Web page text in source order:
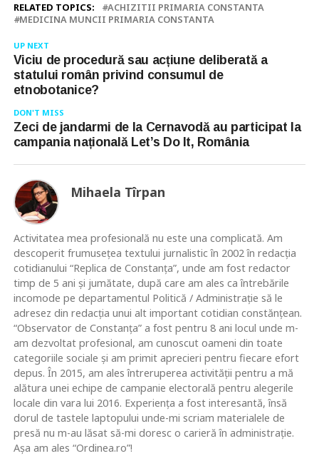
RELATED TOPICS:
ACHIZITII PRIMARIA CONSTANTA
MEDICINA MUNCII PRIMARIA CONSTANTA
UP NEXT
Viciu de procedură sau acțiune deliberată a
statului român privind consumul de
etnobotanice?
DON'T MISS
Zeci de jandarmi de la Cernavodă au participat la
campania națională Let’s Do It, România
Mihaela Tîrpan
Activitatea mea profesională nu este una complicată. Am
descoperit frumusețea textului jurnalistic în 2002 în redacția
cotidianului “Replica de Constanța”, unde am fost redactor
timp de 5 ani și jumătate, după care am ales ca întrebările
incomode pe departamentul Politică / Administrație să le
adresez din redacția unui alt important cotidian constănțean.
“Observator de Constanța” a fost pentru 8 ani locul unde m-
am dezvoltat profesional, am cunoscut oameni din toate
categoriile sociale și am primit aprecieri pentru fiecare efort
depus. În 2015, am ales întreruperea activității pentru a mă
alătura unei echipe de campanie electorală pentru alegerile
locale din vara lui 2016. Experiența a fost interesantă, însă
dorul de tastele laptopului unde-mi scriam materialele de
presă nu m-au lăsat să-mi doresc o carieră în administrație.
Așa am ales “Ordinea.ro”!